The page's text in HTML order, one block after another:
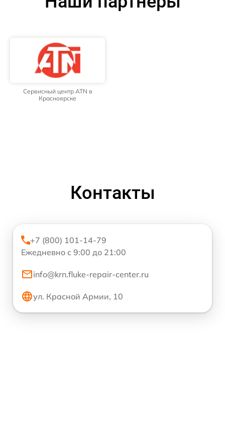
Сервисный центр ATN в
Красноярске
Контакты
+7 (800) 101-14-79
Ежедневно с 9:00 до 21:00
info@krn.fluke-repair-center.ru
ул. Красной Армии, 10